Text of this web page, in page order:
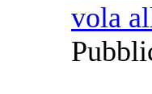
vola